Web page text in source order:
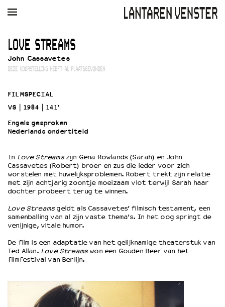
AGENDA FILM MUZIEK
Winkelmandje
Zoek
Openingstijden & contact
Bereikbaarheid
Kaartverkoop
EDUCATIE
Schoolvoorstellingen
Filmprogramma’s Primair Onderwijs
Speciale educatieprogramma’s
OVER LANTARENVENSTER
Wat we doen
Wie is wie
Word vriend
LOVE STREAMS
John Cassavetes
DEZE VOORSTELLING HEEFT AL PLAATSGEVONDEN
FILMSPECIAL
VS
1984
141’
Engels gesproken
Nederlands ondertiteld
In Love Streamszijn Gena Rowlands (Sarah) en John
Cassavetes (Robert) broer en zus die ieder voor zich
worstelen met huwelijksproblemen. Robert trekt zijn relatie
met zijn achtjarig zoontje moeizaam vlot terwijl Sarah haar
dochter probeert terug te winnen.
Love Streamsgeldt als Cassavetes’ filmisch testament, een
samenballing van al zijn vaste thema’s. In het oog springt de
venijnige, vitale humor.
De film is een adaptatie van het gelijknamige theaterstuk van
Ted Allan. Love Streamswon een Gouden Beer van het
filmfestival van Berlijn.